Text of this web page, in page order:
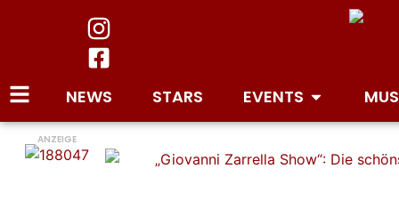
NEWS STARS EVENTS
ANZEIGE